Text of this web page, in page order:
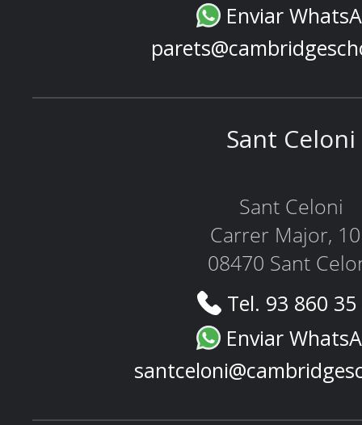
Enviar
Sant Celoni
Sant Celoni
Carrer Major,
08470 Sant
Tel. 93 860
Enviar